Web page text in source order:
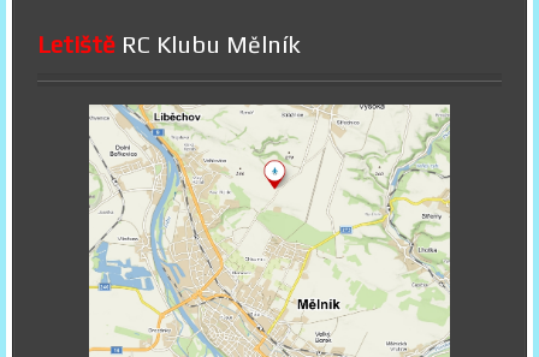
Letiště RC Klubu Mělník